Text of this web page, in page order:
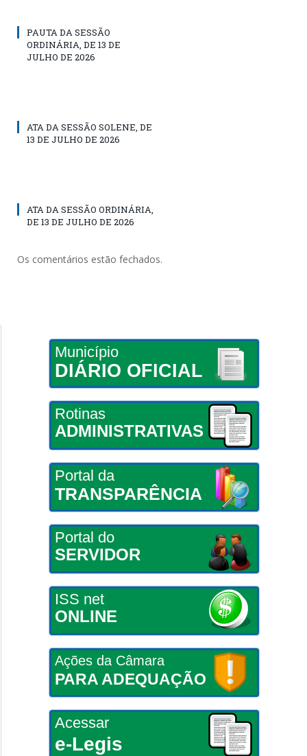
PAUTA DA SESSÃO
ORDINÁRIA, DE 13 DE
JULHO DE 2026
ATA DA SESSÃO SOLENE, DE
13 DE JULHO DE 2026
ATA DA SESSÃO ORDINÁRIA,
DE 13 DE JULHO DE 2026
Os comentários estão fechados.
Município
DIÁRIO OFICIAL
Rotinas
ADMINISTRATIVAS
Portal da
TRANSPARÊNCIA
Portal do
SERVIDOR
ISS net
ONLINE
Ações da Câmara
PARA ADEQUAÇÃO
Acessar
e-Legis